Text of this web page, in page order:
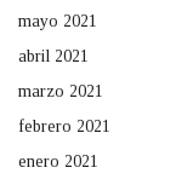
mayo 2021
abril 2021
marzo 2021
febrero 2021
enero 2021